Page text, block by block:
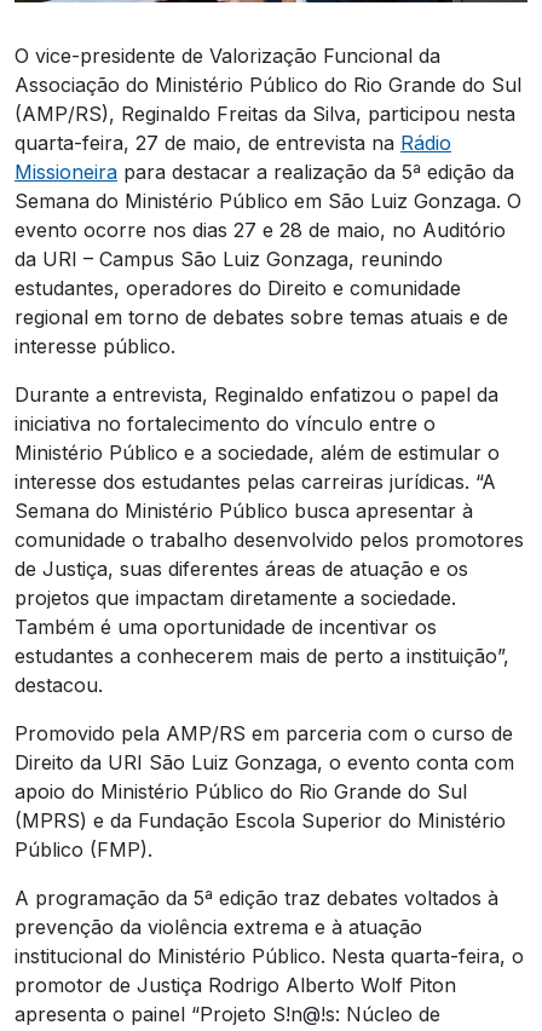
O vice-presidente de Valorização Funcional da
Associação do Ministério Público do Rio Grande do Sul
(AMP/RS), Reginaldo Freitas da Silva, participou nesta
quarta-feira, 27 de maio, de entrevista na Rádio
Missioneira para destacar a realização da 5ª edição da
Semana do Ministério Público em São Luiz Gonzaga. O
evento ocorre nos dias 27 e 28 de maio, no Auditório
da URI – Campus São Luiz Gonzaga, reunindo
estudantes, operadores do Direito e comunidade
regional em torno de debates sobre temas atuais e de
interesse público.
Durante a entrevista, Reginaldo enfatizou o papel da
iniciativa no fortalecimento do vínculo entre o
Ministério Público e a sociedade, além de estimular o
interesse dos estudantes pelas carreiras jurídicas. “A
Semana do Ministério Público busca apresentar à
comunidade o trabalho desenvolvido pelos promotores
de Justiça, suas diferentes áreas de atuação e os
projetos que impactam diretamente a sociedade.
Também é uma oportunidade de incentivar os
estudantes a conhecerem mais de perto a instituição”,
destacou.
Promovido pela AMP/RS em parceria com o curso de
Direito da URI São Luiz Gonzaga, o evento conta com
apoio do Ministério Público do Rio Grande do Sul
(MPRS) e da Fundação Escola Superior do Ministério
Público (FMP).
A programação da 5ª edição traz debates voltados à
prevenção da violência extrema e à atuação
institucional do Ministério Público. Nesta quarta-feira, o
promotor de Justiça Rodrigo Alberto Wolf Piton
apresenta o painel “Projeto S!n@!s: Núcleo de